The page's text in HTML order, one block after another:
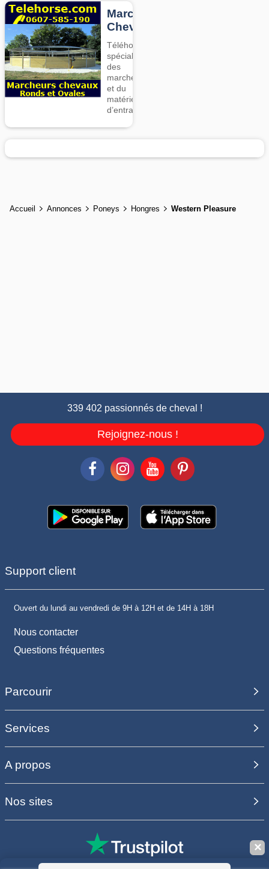
Marcheurs
Chevaux
Téléhorse,
spécialiste
des
marcheurs
et du
matériel
d’entrainement
Accueil Annonces Poneys Hongres Western Pleasure
339 402 passionnés de cheval !
Rejoignez-nous !
Support client
Ouvert du lundi au vendredi de 9H à 12H et de 14H à 18H
Nous contacter
Questions fréquentes
Parcourir
Services
A propos
Nos sites
✕